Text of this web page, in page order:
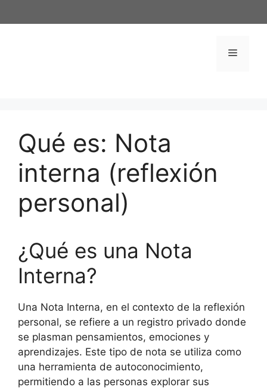
al
Menú
Qué es: Nota
interna (reflexión
personal)
¿Qué es una Nota
Interna?
Una Nota Interna, en el contexto de la reflexión
personal, se refiere a un registro privado donde
se plasman pensamientos, emociones y
aprendizajes. Este tipo de nota se utiliza como
una herramienta de autoconocimiento,
permitiendo a las personas explorar sus